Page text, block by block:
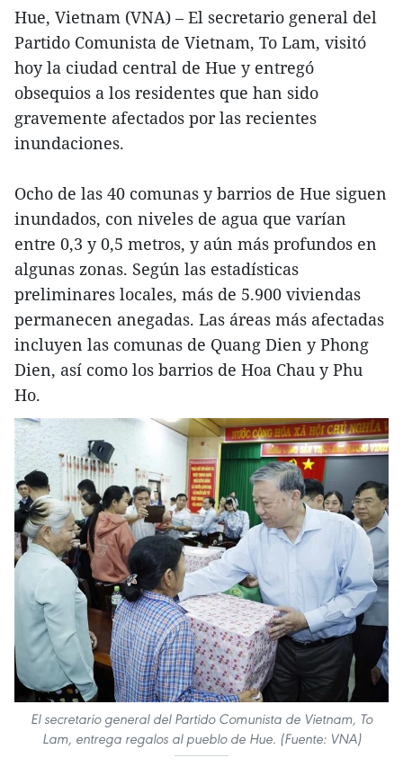
Hue, Vietnam (VNA) – El secretario general del
Partido Comunista de Vietnam, To Lam, visitó
hoy la ciudad central de Hue y entregó
obsequios a los residentes que han sido
gravemente afectados por las recientes
inundaciones.
Ocho de las 40 comunas y barrios de Hue siguen
inundados, con niveles de agua que varían
entre 0,3 y 0,5 metros, y aún más profundos en
algunas zonas. Según las estadísticas
preliminares locales, más de 5.900 viviendas
permanecen anegadas. Las áreas más afectadas
incluyen las comunas de Quang Dien y Phong
Dien, así como los barrios de Hoa Chau y Phu
Ho.
El secretario general del Partido Comunista de Vietnam, To
Lam, entrega regalos al pueblo de Hue. (Fuente: VNA)